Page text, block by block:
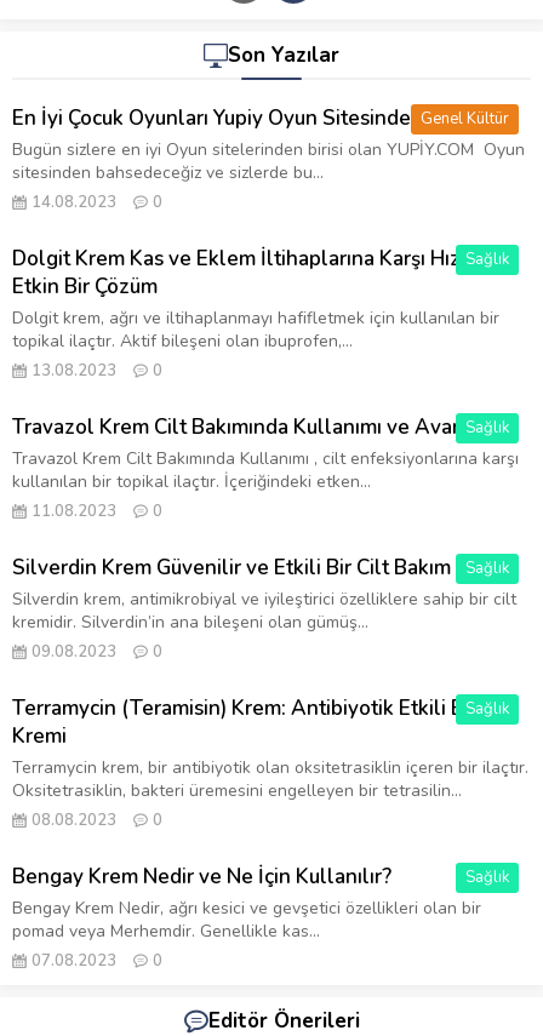
Son Yazılar
Genel Kültür
En İyi Çocuk Oyunları Yupiy Oyun Sitesinde!
Bugün sizlere en iyi Oyun sitelerinden birisi olan YUPİY.COM Oyun
sitesinden bahsedeceğiz ve sizlerde bu...
14.08.2023 0
Sağlık
Dolgit Krem Kas ve Eklem İltihaplarına Karşı Hızlı ve
Etkin Bir Çözüm
Dolgit krem, ağrı ve iltihaplanmayı hafifletmek için kullanılan bir
topikal ilaçtır. Aktif bileşeni olan ibuprofen,...
13.08.2023 0
Sağlık
Travazol Krem Cilt Bakımında Kullanımı ve Avantajları
Travazol Krem Cilt Bakımında Kullanımı , cilt enfeksiyonlarına karşı
kullanılan bir topikal ilaçtır. İçeriğindeki etken...
11.08.2023 0
Sağlık
Silverdin Krem Güvenilir ve Etkili Bir Cilt Bakım Ürünü
Silverdin krem, antimikrobiyal ve iyileştirici özelliklere sahip bir cilt
kremidir. Silverdin’in ana bileşeni olan gümüş...
09.08.2023 0
Sağlık
Terramycin (Teramisin) Krem: Antibiyotik Etkili Bir Cilt
Kremi
Terramycin krem, bir antibiyotik olan oksitetrasiklin içeren bir ilaçtır.
Oksitetrasiklin, bakteri üremesini engelleyen bir tetrasilin...
08.08.2023 0
Sağlık
Bengay Krem Nedir ve Ne İçin Kullanılır?
Bengay Krem Nedir, ağrı kesici ve gevşetici özellikleri olan bir
pomad veya Merhemdir. Genellikle kas...
07.08.2023 0
Editör Önerileri